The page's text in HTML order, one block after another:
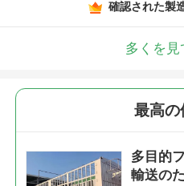
確認された製
多くを見
最高
多目的
輸送の